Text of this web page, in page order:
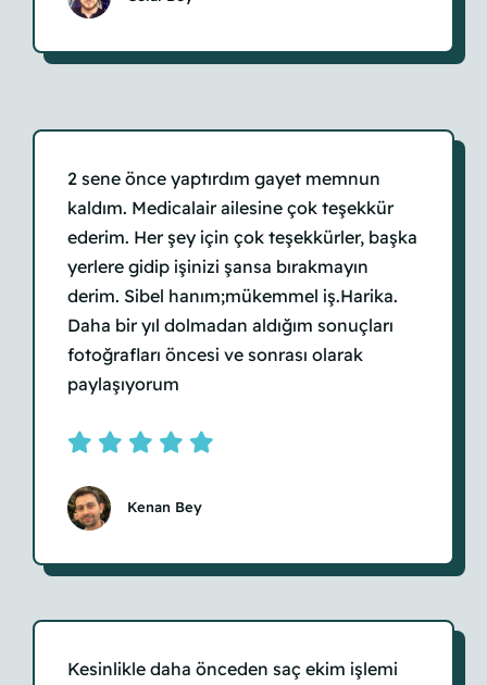
2 sene önce yaptırdım gayet memnun
kaldım. Medicalair ailesine çok teşekkür
ederim. Her şey için çok teşekkürler, başka
yerlere gidip işinizi şansa bırakmayın
derim. Sibel hanım;mükemmel iş.Harika.
Daha bir yıl dolmadan aldığım sonuçları
fotoğrafları öncesi ve sonrası olarak
paylaşıyorum
Kenan Bey
Kesinlikle daha önceden saç ekim işlemi